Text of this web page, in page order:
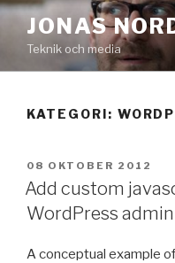
Hoppa
innehåll
JONAS
Teknik och media
KATEGORI:
PUBLICERAT
08 OKTOBER 2012
Add custom
WordPress admin
A conceptual example